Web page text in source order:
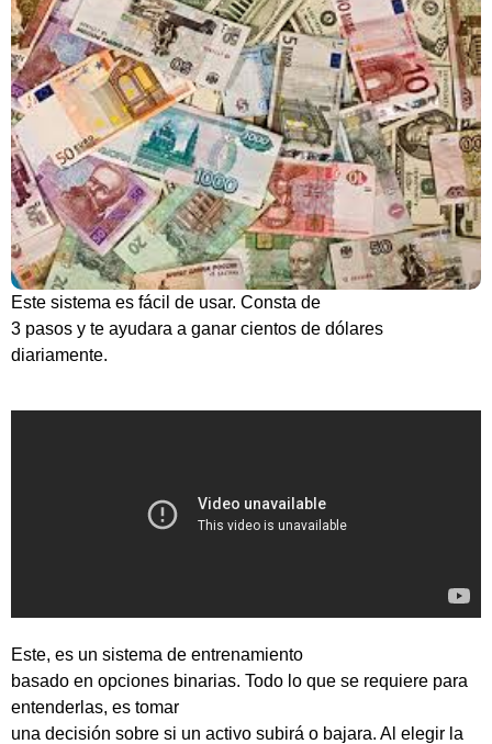
Este sistema es fácil de usar. Consta de
3 pasos y te ayudara a ganar cientos de dólares
diariamente.
Este, es un sistema de entrenamiento
basado en opciones binarias. Todo lo que se requiere para
entenderlas, es tomar
una decisión sobre si un activo subirá o bajara. Al elegir la